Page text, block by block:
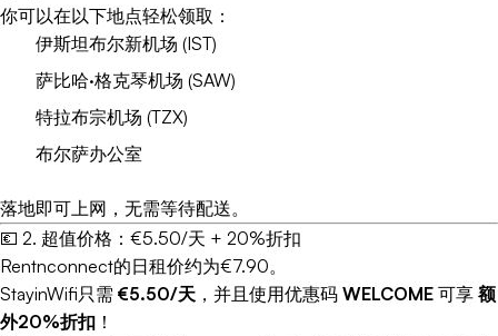
你可以在以下地点轻松领取：
伊斯坦布尔新机场 (IST)
萨比哈·格克琴机场 (SAW)
特拉布宗机场 (TZX)
布尔萨办公室
落地即可上网，无需等待配送。
💶 2. 超值价格：€5.50/天 + 20%折扣
Rentnconnect的日租价约为€7.90。
StayinWifi只需 €5.50/天 ，并且使用优惠码 WELCOME 可享 额
外20%折扣 ！